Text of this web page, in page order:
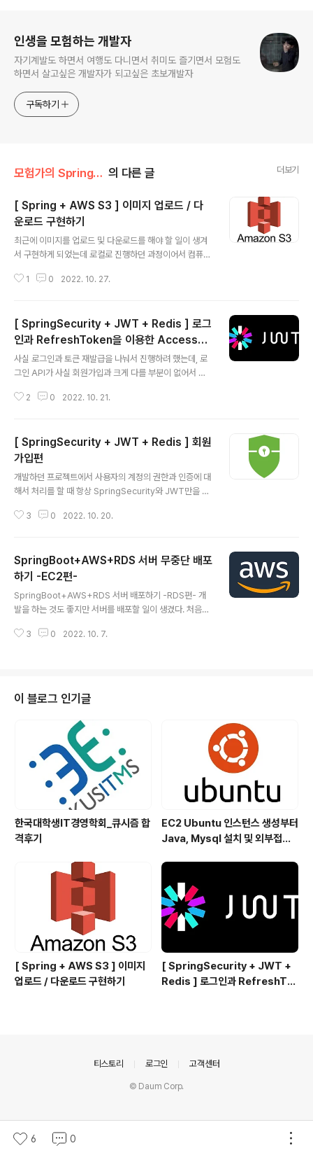
인생을 모험하는 개발자
자기계발도 하면서 여행도 다니면서 취미도 즐기면서 모험도
하면서 살고싶은 개발자가 되고싶은 초보개발자
구독하기
모험가의 Spring/Spring 의 다른 글 더보기
[ Spring + AWS S3 ] 이미지 업로드 / 다
운로드 구현하기
최근에 이미지를 업로드 및 다운로드를 해야 할 일이 생겨
서 구현하게 되었는데 로컬로 진행하던 과정이어서 컴퓨터
용한 배포와 RDS를 사용함에 따라 원격 저장소가 필요하
다운되는 곳을 로컬이 아닌 S3로 저장되게끔 유도만 해주
면 되기 때문에 사실 간단한 서비스 구현이 될 수 있다. **
* 필수 준비사항 *** 1. S3 버킷 생성해놓기 2. IAM 사용
자 권한 추가시키기 (IAM 사용자 등록을 안 했다면 생성)
*** 이미지 업로드 / 다운로드 로직 *** 1. form-data 형
식으로 file을 request 받음 2. 이미지가 저장될 ..
1 0 2022. 10. 27.
[ SpringSecurity + JWT + Redis ] 로그
인과 RefreshToken을 이용한 AccessTo
ken 재발급편 👨‍💻
사실 로그인과 토큰 재발급을 나눠서 진행하려 했는데, 로
그인 API가 사실 회원가입과 크게 다를 부분이 없어서 한
상 로그인이기 때문에 복습 겸 다뤄보도록 하자. 회원가입
s ] 회원가입편 개발하던 프로젝트에서 사용자의 계정의
권한과 인증에 대해서 처리를 할 때 항상 SpringSecurit
y와 JWT만을 이용했었는데 그러다 보니 로그아웃을 한다
거나 AccessToken을 만료하기위해 직접 DB에 토큰 d
ev-chw.tistory.com 로그인은 크게 다룰 부분이 없기때
문에 빠르게 보도록 하자. 1. Service 회..
2 0 2022. 10. 21.
[ SpringSecurity + JWT + Redis ] 회원
가입편
개발하던 프로젝트에서 사용자의 계정의 권한과 인증에 대
해서 처리를 할 때 항상 SpringSecurity와 JWT만을 이
oken을 만료하기위해 직접 DB에 토큰을 넣는 방식을 썼
않았기 때문에 제대로 된 로그인 시스템을 구축했다고 보
기 어려웠다. 그러다 보니 사용자의 계정을 인증하는 방법
에 대해서 다시 공부를 하였고 제대로 된 로직을 설계하고
다시 한번 회원가입, 로그인, 토큰 재발급, 로그아웃의 서비
글을 작성하려 한다. 사실 회원가입 / 로그인 / 토큰 재발급
3 0 2022. 10. 20.
SpringBoot+AWS+RDS 서버 무중단 배포
하기 -EC2편-
SpringBoot+AWS+RDS 서버 배포하기 -RDS편- 개
발을 하는 것도 좋지만 서버를 배포할 일이 생겼다. 처음에
다 많이 어렵다. 막상 배포를 끝내고 나니 생각보다 쉬운 것
인트 값만 넣어주면 바로 연동이 된다. 프로젝트에서 RDS
가 연동이 잘 된 것을 확인했다면 바로 EC2에 배포를 시작
해보자. RDS를 만드는 것보다 훨씬 간단하기 때문에 차근
차근 따라온다면 어려울 게 없다. 준비사항 1. RDS가 연동
된 프로젝트 준비 2. 준비된 프로젝트를 GitHu..
3 0 2022. 10. 7.
이 블로그 인기글
한국대학생IT경영학회_큐시즘 합
격후기
EC2 Ubuntu 인스턴스 생성부터
Java, Mysql 설치 및 외부접속
[ Spring + AWS S3 ] 이미지
업로드 / 다운로드 구현하기
[ SpringSecurity + JWT +
Redis ] 로그인과 RefreshTo
6 0
티스토리 로그인 고객센터
© Daum Corp.